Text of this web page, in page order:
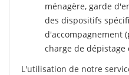
ménagère, garde
des dispositifs
d'accompagnement
charge de dépistage
L'utilisation de notre